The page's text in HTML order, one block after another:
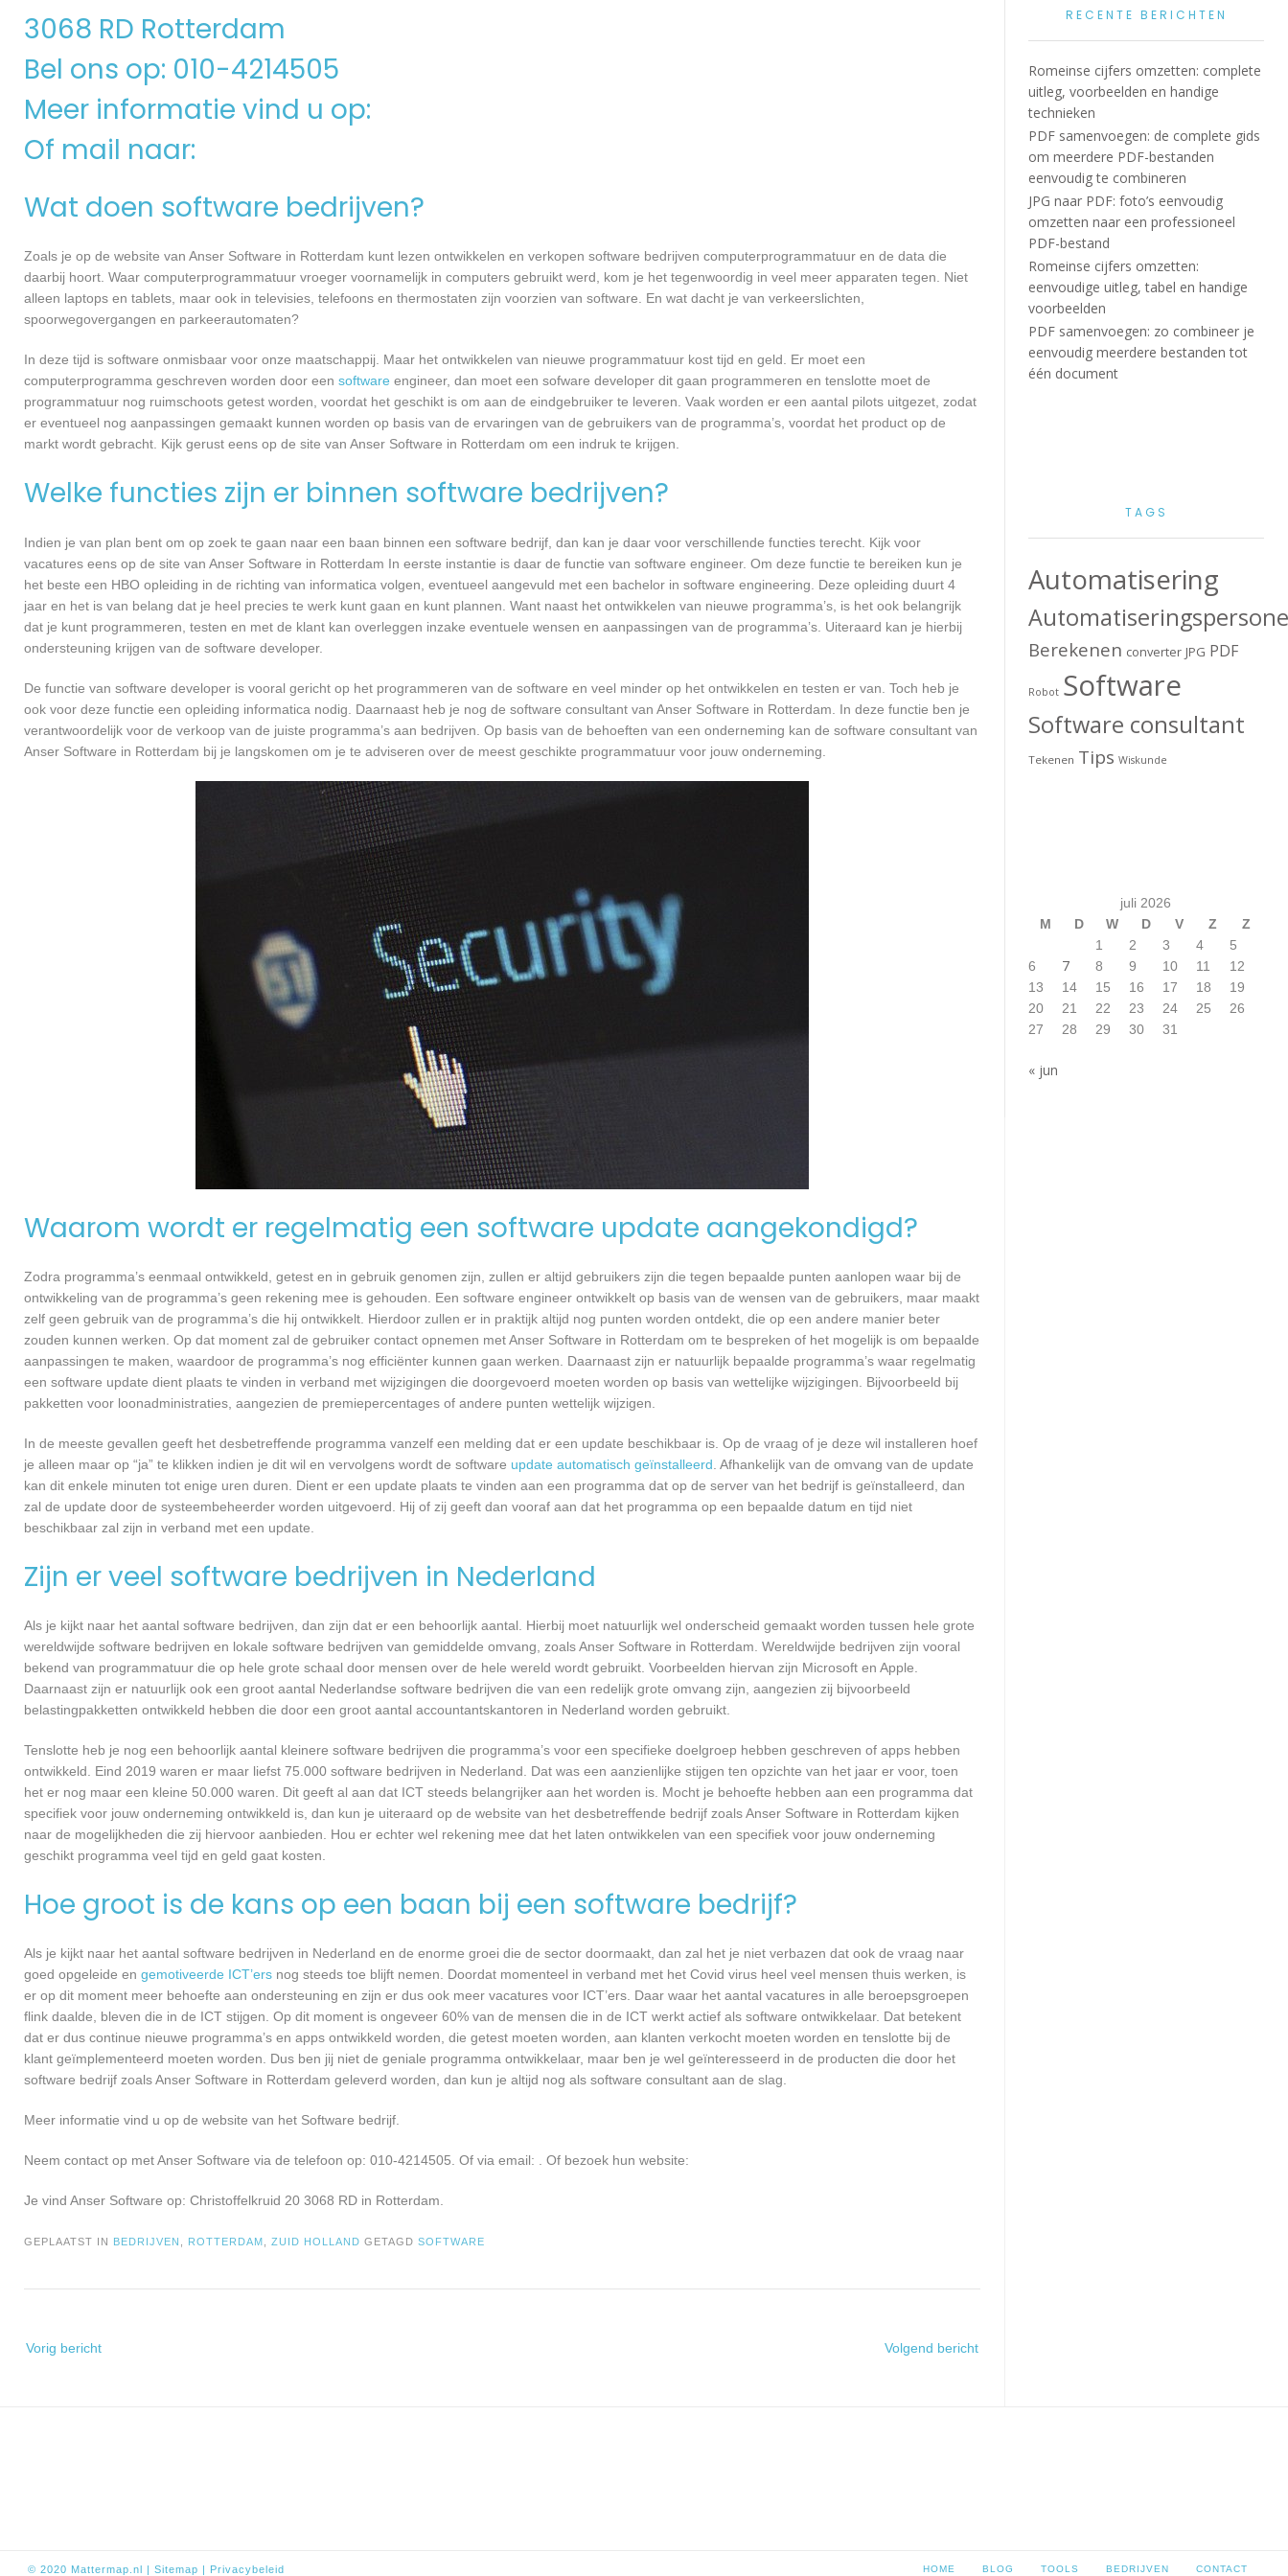
3068 RD Rotterdam
Bel ons op: 010-4214505
Meer informatie vind u op:
Of mail naar:
Wat doen software bedrijven?
Zoals je op de website van Anser Software in Rotterdam kunt lezen ontwikkelen en verkopen software bedrijven computerprogrammatuur en de data die
daarbij hoort. Waar computerprogrammatuur vroeger voornamelijk in computers gebruikt werd, kom je het tegenwoordig in veel meer apparaten tegen. Niet
alleen laptops en tablets, maar ook in televisies, telefoons en thermostaten zijn voorzien van software. En wat dacht je van verkeerslichten,
spoorwegovergangen en parkeerautomaten?
In deze tijd is software onmisbaar voor onze maatschappij. Maar het ontwikkelen van nieuwe programmatuur kost tijd en geld. Er moet een
computerprogramma geschreven worden door een software engineer, dan moet een sofware developer dit gaan programmeren en tenslotte moet de
programmatuur nog ruimschoots getest worden, voordat het geschikt is om aan de eindgebruiker te leveren. Vaak worden er een aantal pilots uitgezet, zodat
er eventueel nog aanpassingen gemaakt kunnen worden op basis van de ervaringen van de gebruikers van de programma’s, voordat het product op de
markt wordt gebracht. Kijk gerust eens op de site van Anser Software in Rotterdam om een indruk te krijgen.
Welke functies zijn er binnen software bedrijven?
Indien je van plan bent om op zoek te gaan naar een baan binnen een software bedrijf, dan kan je daar voor verschillende functies terecht. Kijk voor
vacatures eens op de site van Anser Software in Rotterdam In eerste instantie is daar de functie van software engineer. Om deze functie te bereiken kun je
het beste een HBO opleiding in de richting van informatica volgen, eventueel aangevuld met een bachelor in software engineering. Deze opleiding duurt 4
jaar en het is van belang dat je heel precies te werk kunt gaan en kunt plannen. Want naast het ontwikkelen van nieuwe programma’s, is het ook belangrijk
dat je kunt programmeren, testen en met de klant kan overleggen inzake eventuele wensen en aanpassingen van de programma’s. Uiteraard kan je hierbij
ondersteuning krijgen van de software developer.
De functie van software developer is vooral gericht op het programmeren van de software en veel minder op het ontwikkelen en testen er van. Toch heb je
ook voor deze functie een opleiding informatica nodig. Daarnaast heb je nog de software consultant van Anser Software in Rotterdam. In deze functie ben je
verantwoordelijk voor de verkoop van de juiste programma’s aan bedrijven. Op basis van de behoeften van een onderneming kan de software consultant van
Anser Software in Rotterdam bij je langskomen om je te adviseren over de meest geschikte programmatuur voor jouw onderneming.
Waarom wordt er regelmatig een software update aangekondigd?
Zodra programma’s eenmaal ontwikkeld, getest en in gebruik genomen zijn, zullen er altijd gebruikers zijn die tegen bepaalde punten aanlopen waar bij de
ontwikkeling van de programma’s geen rekening mee is gehouden. Een software engineer ontwikkelt op basis van de wensen van de gebruikers, maar maakt
zelf geen gebruik van de programma’s die hij ontwikkelt. Hierdoor zullen er in praktijk altijd nog punten worden ontdekt, die op een andere manier beter
zouden kunnen werken. Op dat moment zal de gebruiker contact opnemen met Anser Software in Rotterdam om te bespreken of het mogelijk is om bepaalde
aanpassingen te maken, waardoor de programma’s nog efficiënter kunnen gaan werken. Daarnaast zijn er natuurlijk bepaalde programma’s waar regelmatig
een software update dient plaats te vinden in verband met wijzigingen die doorgevoerd moeten worden op basis van wettelijke wijzigingen. Bijvoorbeeld bij
pakketten voor loonadministraties, aangezien de premiepercentages of andere punten wettelijk wijzigen.
In de meeste gevallen geeft het desbetreffende programma vanzelf een melding dat er een update beschikbaar is. Op de vraag of je deze wil installeren hoef
je alleen maar op “ja” te klikken indien je dit wil en vervolgens wordt de software update automatisch geïnstalleerd . Afhankelijk van de omvang van de update
kan dit enkele minuten tot enige uren duren. Dient er een update plaats te vinden aan een programma dat op de server van het bedrijf is geïnstalleerd, dan
zal de update door de systeembeheerder worden uitgevoerd. Hij of zij geeft dan vooraf aan dat het programma op een bepaalde datum en tijd niet
beschikbaar zal zijn in verband met een update.
Zijn er veel software bedrijven in Nederland
Als je kijkt naar het aantal software bedrijven, dan zijn dat er een behoorlijk aantal. Hierbij moet natuurlijk wel onderscheid gemaakt worden tussen hele grote
wereldwijde software bedrijven en lokale software bedrijven van gemiddelde omvang, zoals Anser Software in Rotterdam. Wereldwijde bedrijven zijn vooral
bekend van programmatuur die op hele grote schaal door mensen over de hele wereld wordt gebruikt. Voorbeelden hiervan zijn Microsoft en Apple.
Daarnaast zijn er natuurlijk ook een groot aantal Nederlandse software bedrijven die van een redelijk grote omvang zijn, aangezien zij bijvoorbeeld
belastingpakketten ontwikkeld hebben die door een groot aantal accountantskantoren in Nederland worden gebruikt.
Tenslotte heb je nog een behoorlijk aantal kleinere software bedrijven die programma’s voor een specifieke doelgroep hebben geschreven of apps hebben
ontwikkeld. Eind 2019 waren er maar liefst 75.000 software bedrijven in Nederland. Dat was een aanzienlijke stijgen ten opzichte van het jaar er voor, toen
het er nog maar een kleine 50.000 waren. Dit geeft al aan dat ICT steeds belangrijker aan het worden is. Mocht je behoefte hebben aan een programma dat
specifiek voor jouw onderneming ontwikkeld is, dan kun je uiteraard op de website van het desbetreffende bedrijf zoals Anser Software in Rotterdam kijken
naar de mogelijkheden die zij hiervoor aanbieden. Hou er echter wel rekening mee dat het laten ontwikkelen van een specifiek voor jouw onderneming
geschikt programma veel tijd en geld gaat kosten.
Hoe groot is de kans op een baan bij een software bedrijf?
Als je kijkt naar het aantal software bedrijven in Nederland en de enorme groei die de sector doormaakt, dan zal het je niet verbazen dat ook de vraag naar
goed opgeleide en gemotiveerde ICT’ers nog steeds toe blijft nemen. Doordat momenteel in verband met het Covid virus heel veel mensen thuis werken, is
er op dit moment meer behoefte aan ondersteuning en zijn er dus ook meer vacatures voor ICT’ers. Daar waar het aantal vacatures in alle beroepsgroepen
flink daalde, bleven die in de ICT stijgen. Op dit moment is ongeveer 60% van de mensen die in de ICT werkt actief als software ontwikkelaar. Dat betekent
dat er dus continue nieuwe programma’s en apps ontwikkeld worden, die getest moeten worden, aan klanten verkocht moeten worden en tenslotte bij de
klant geïmplementeerd moeten worden. Dus ben jij niet de geniale programma ontwikkelaar, maar ben je wel geïnteresseerd in de producten die door het
software bedrijf zoals Anser Software in Rotterdam geleverd worden, dan kun je altijd nog als software consultant aan de slag.
Meer informatie vind u op de website van het Software bedrijf.
Neem contact op met Anser Software via de telefoon op: 010-4214505. Of via email: . Of bezoek hun website:
Je vind Anser Software op: Christoffelkruid 20 3068 RD in Rotterdam.
GEPLAATST IN BEDRIJVEN ROTTERDAM ZUID HOLLAND GETAGD SOFTWARE
navigatie
Vorig bericht Volgend bericht
RECENTE BERICHTEN
Romeinse cijfers omzetten: complete
uitleg, voorbeelden en handige
technieken
PDF samenvoegen: de complete gids
om meerdere PDF-bestanden
eenvoudig te combineren
JPG naar PDF: foto’s eenvoudig
omzetten naar een professioneel
PDF-bestand
Romeinse cijfers omzetten:
eenvoudige uitleg, tabel en handige
voorbeelden
PDF samenvoegen: zo combineer je
eenvoudig meerdere bestanden tot
één document
TAGS
Automatisering
Berekenen converter JPG PDF
Robot Software
Software consultant
Tekenen Tips Wiskunde
juli 2026
M
D W D V Z
Z
1
2 3 4
5
6
7 8 9 10 11
12
13
14 15 16 17 18
19
20
21 22 23 24 25
26
27
28 29 30 31
« jun
© 2020 Mattermap.nl | Sitemap | Privacybeleid HOME BLOG TOOLS BEDRIJVEN CONTACT